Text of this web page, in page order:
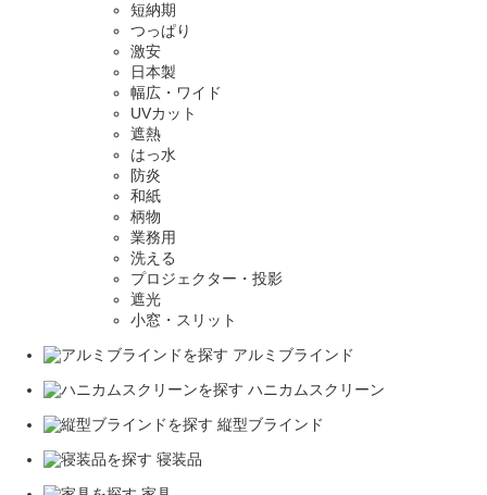
短納期
つっぱり
激安
日本製
幅広・ワイド
UVカット
遮熱
はっ水
防炎
和紙
柄物
業務用
洗える
プロジェクター・投影
遮光
小窓・スリット
アルミブラインド
ハニカムスクリーン
縦型ブラインド
寝装品